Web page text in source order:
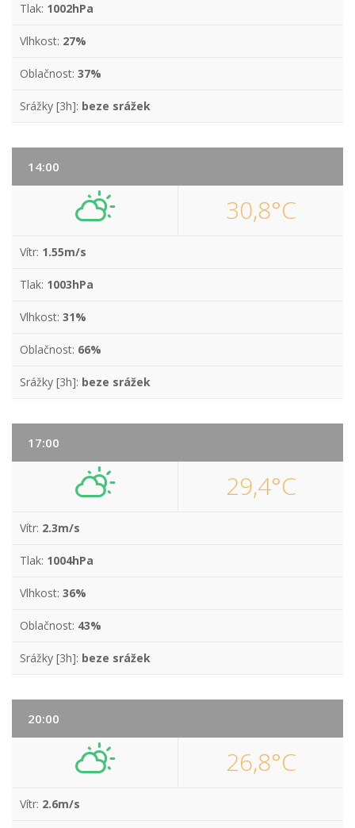
Tlak: 1002hPa
Vlhkost: 27%
Oblačnost: 37%
Srážky [3h]: beze srážek
14:00
30,8°C
Vítr: 1.55m/s
Tlak: 1003hPa
Vlhkost: 31%
Oblačnost: 66%
Srážky [3h]: beze srážek
17:00
29,4°C
Vítr: 2.3m/s
Tlak: 1004hPa
Vlhkost: 36%
Oblačnost: 43%
Srážky [3h]: beze srážek
20:00
26,8°C
Vítr: 2.6m/s